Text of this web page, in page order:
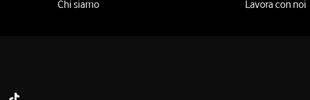
Chi siamo Lavora con noi